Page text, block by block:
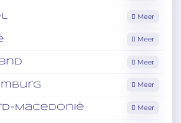
Meer
Meer
Meer
Meer
Macedonië Meer